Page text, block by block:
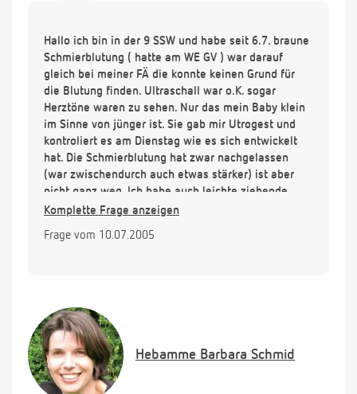
Hallo ich bin in der 9 SSW und habe seit 6.7. braune
Schmierblutung ( hatte am WE GV ) war darauf
gleich bei meiner FÄ die konnte keinen Grund für
die Blutung finden. Ultraschall war o.K. sogar
Herztöne waren zu sehen. Nur das mein Baby klein
im Sinne von jünger ist. Sie gab mir Utrogest und
kontroliert es am Dienstag wie es sich entwickelt
hat. Die Schmierblutung hat zwar nachgelassen
(war zwischendurch auch etwas stärker) ist aber
nicht ganz weg. Ich habe auch leichte ziehende
Schmerzen in der li. Leistengegend, welche da sind
nicht so stark das ich sie nicht aushalten könnte. Ich
hätte man dann überhaupt Herztöne gesehen?
Vielen Dank N. :-)
Komplette Frage anzeigen
Frage vom 10.07.2005
Hebamme Barbara Schmid